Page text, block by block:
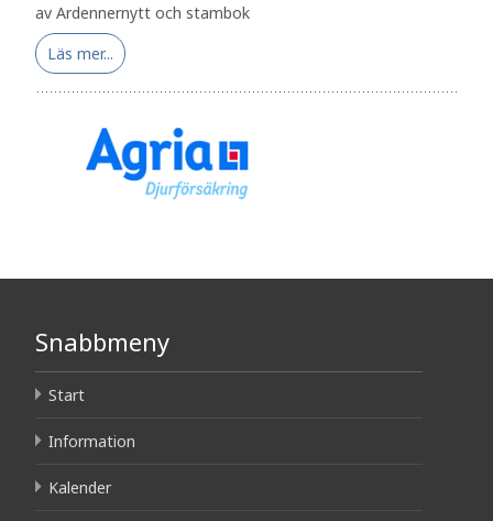
av Ardennernytt och stambok
Läs mer...
Snabbmeny
Start
Information
Kalender